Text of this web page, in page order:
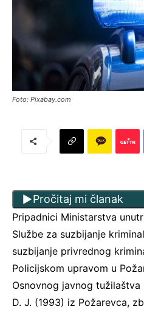
Foto: Pixabay.com
Pročitaj mi članak
Pripadnici Ministarstva
Službe za suzbijanje
suzbijanje privrednog
Policijskom upravom u
Osnovnog javnog tužilaštva
D. J. (1993) iz Požarevca,